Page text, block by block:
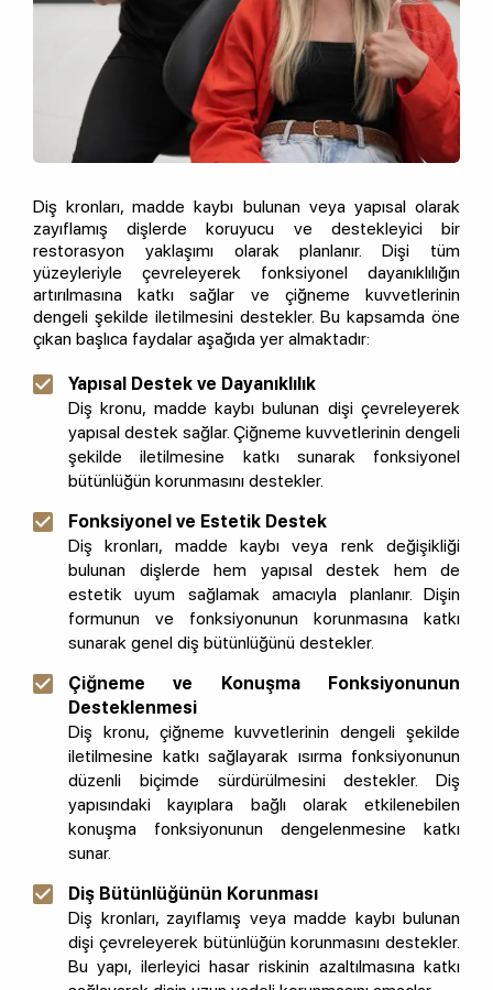
Diş kronları, madde kaybı bulunan veya yapısal olarak
zayıflamış dişlerde koruyucu ve destekleyici bir
restorasyon yaklaşımı olarak planlanır. Dişi tüm
yüzeyleriyle çevreleyerek fonksiyonel dayanıklılığın
artırılmasına katkı sağlar ve çiğneme kuvvetlerinin
dengeli şekilde iletilmesini destekler. Bu kapsamda öne
çıkan başlıca faydalar aşağıda yer almaktadır:
Yapısal Destek ve Dayanıklılık
Diş kronu, madde kaybı bulunan dişi çevreleyerek
yapısal destek sağlar. Çiğneme kuvvetlerinin dengeli
şekilde iletilmesine katkı sunarak fonksiyonel
bütünlüğün korunmasını destekler.
Fonksiyonel ve Estetik Destek
Diş kronları, madde kaybı veya renk değişikliği
bulunan dişlerde hem yapısal destek hem de
estetik uyum sağlamak amacıyla planlanır. Dişin
formunun ve fonksiyonunun korunmasına katkı
sunarak genel diş bütünlüğünü destekler.
Çiğneme ve Konuşma Fonksiyonunun
Desteklenmesi
Diş kronu, çiğneme kuvvetlerinin dengeli şekilde
iletilmesine katkı sağlayarak ısırma fonksiyonunun
düzenli biçimde sürdürülmesini destekler. Diş
yapısındaki kayıplara bağlı olarak etkilenebilen
konuşma fonksiyonunun dengelenmesine katkı
sunar.
Diş Bütünlüğünün Korunması
Diş kronları, zayıflamış veya madde kaybı bulunan
dişi çevreleyerek bütünlüğün korunmasını destekler.
Bu yapı, ilerleyici hasar riskinin azaltılmasına katkı